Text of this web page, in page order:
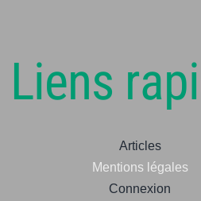
Liens
Articles
Mentions légales
Connexion